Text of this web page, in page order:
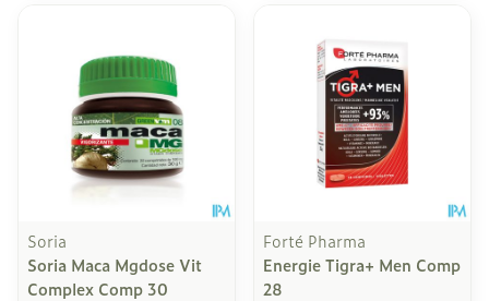
Soria
Soria Maca Mgdose Vit
Complex Comp 30
Forté Pharma
Energie Tigra+ Men Comp
28